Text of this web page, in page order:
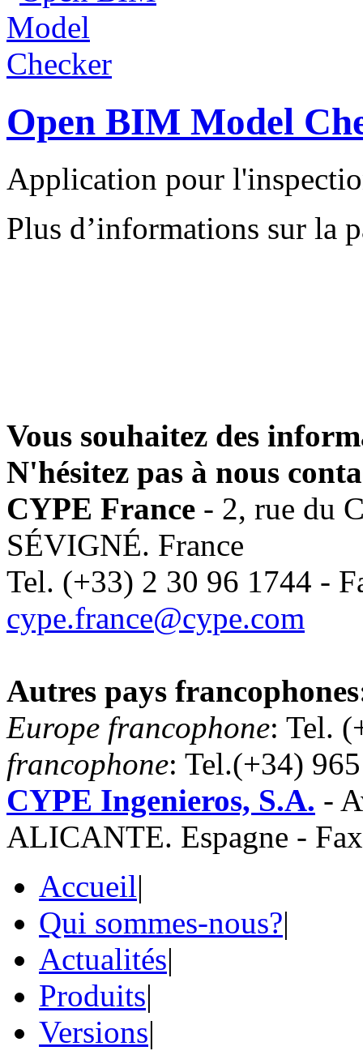
Open BIM Model
Application pour
Plus d’informations sur la
Vous souhaitez des
N'hésitez pas à nous
CYPE France - 2, rue du
SÉVIGNÉ. France
Tel. (+33) 2 30 96 1744 -
cype.france@cype.com
Autres pays
Europe francophone: Tel.
francophone: Tel.(+34)
CYPE Ingenieros, S.A. -
ALICANTE. Espagne -
Accueil|
Qui sommes-nous?|
Actualités|
Produits|
Versions|